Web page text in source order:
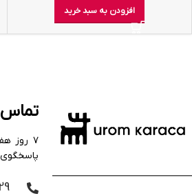
افزودن به سبد خرید
تماس